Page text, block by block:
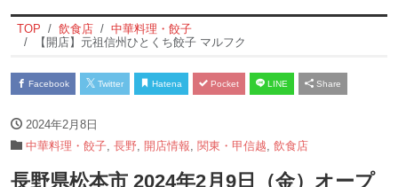
TOP 飲食店
中華料理・餃子
【開店】元祖信州ひとくち餃子 マルフク
Facebook Twitter Hatena Pocket LINE Share
2024年2月8日
中華料理・餃子 長野 開店情報 関東・甲信越 飲食店
長野県松本市 2024年2月9日（金）オープ